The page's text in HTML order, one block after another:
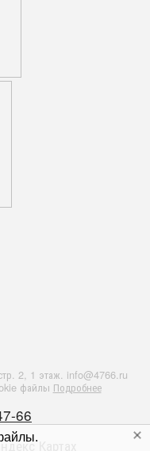
2, 1 этаж. info@4766.ru
файлы Подробнее
66
Картах